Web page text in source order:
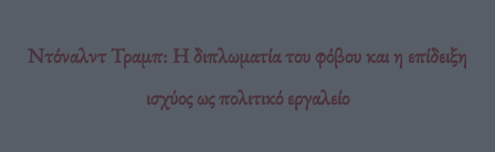
Ντόναλντ Τραμπ: Η διπλωματία του φόβου και η επίδειξη
ισχύος ως πολιτικό εργαλείο